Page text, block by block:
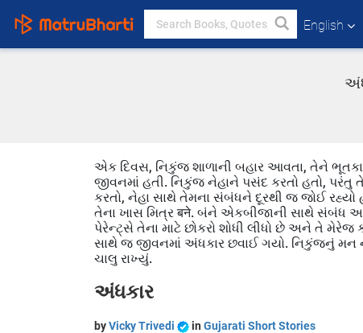
English
એક દિવસ, નિકુંજ શાળાની બહાર આવતા, તેને
જીવનમાં હતી. નિકુંજ નેહાને પસંદ કરતો હતો, પરંતુ
કરતો, નેહા સાથે તેમના સંબંધને દૂરથી જ જોઈ
તેના ખાસ મિત્ર बने. બંને એકબીજાની સાથે સંબંધ
પેરેન્ટ્સે તેના માટે છોકરો શોધી લીધો છે અને તે
સાથે જ જીવનમાં અંધકાર છવાઈ ગયો. નિકુંજનું
ચાલુ રાખ્યું.
અંધકાર
byVicky Trivedi in Gujarati Short Stories